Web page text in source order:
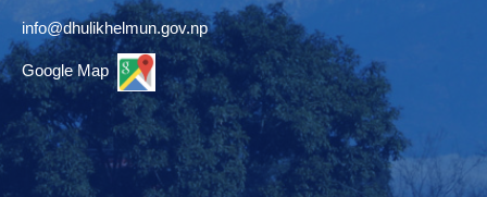
info@dhulikhelmun.gov.np
Google Map